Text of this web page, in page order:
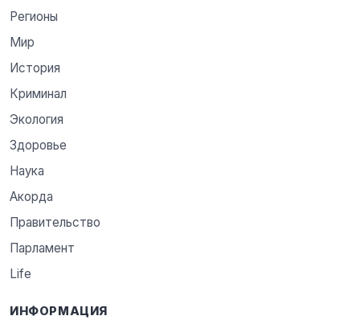
Регионы
Мир
История
Криминал
Экология
Здоровье
Наука
Акорда
Правительство
Парламент
Life
ИНФОРМАЦИЯ